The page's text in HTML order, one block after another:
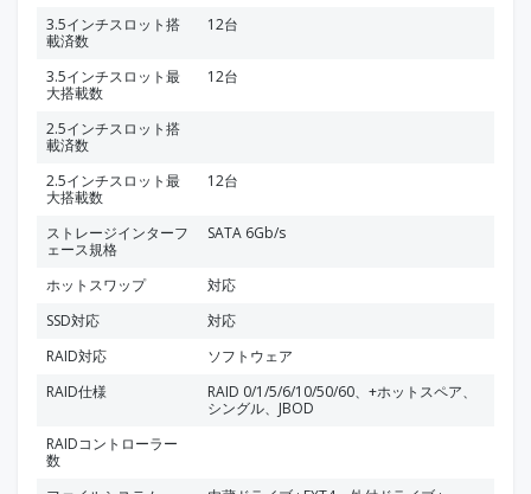
3.5インチスロット搭
載済数
12台
3.5インチスロット最
大搭載数
12台
2.5インチスロット搭
載済数
2.5インチスロット最
大搭載数
12台
ストレージインターフ
ェース規格
SATA 6Gb/s
ホットスワップ
対応
SSD対応
対応
RAID対応
ソフトウェア
RAID仕様
RAID 0/1/5/6/10/50/60、+ホットスペア、
シングル、JBOD
RAIDコントローラー
数